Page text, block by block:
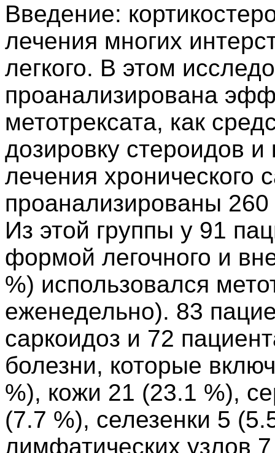
Введение:
лечения многих
легкого. В этом
проанализирована
метотрексата, как
дозировку стероидов
лечения
проанализированы
Из этой группы у 91
формой легочного и
%) использовался
еженедельно). 83
саркоидоз и 72
болезни, которые
%), кожи 21 (23.1 %),
(7.7 %), селезенки 5
лимфатических узлов